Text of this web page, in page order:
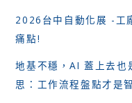
2026台中自動化展 -工
痛點!
地基不穩，AI 蓋上去也
思：工作流程盤點才是